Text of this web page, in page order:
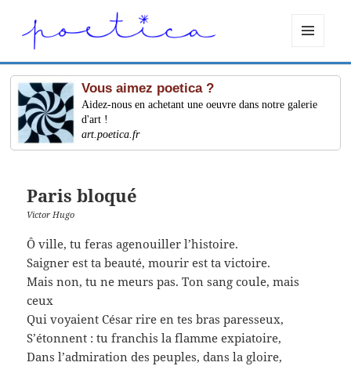
ET
WIDGETS
Vous aimez poetica ?
Aidez-nous en achetant une oeuvre dans notre galerie
d'art !
art.poetica.fr
Paris bloqué
Victor Hugo
Ô ville, tu feras agenouiller l’histoire.
Saigner est ta beauté, mourir est ta victoire.
Mais non, tu ne meurs pas. Ton sang coule, mais
ceux
Qui voyaient César rire en tes bras paresseux,
S’étonnent : tu franchis la flamme expiatoire,
Dans l’admiration des peuples, dans la gloire,